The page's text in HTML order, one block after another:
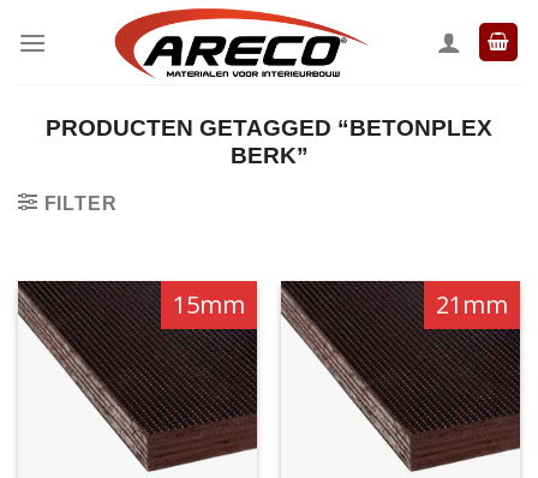
naar
PRODUCTEN GETAGGED “BETONPLEX
BERK”
FILTER
15mm 21mm